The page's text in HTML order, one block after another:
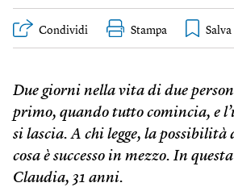
Condividi Stampa
Due giorni nella vita di due
primo, quando tutto comincia, e
si lascia. A chi legge, la
cosa è successo in mezzo. In
Claudia, 31 anni.